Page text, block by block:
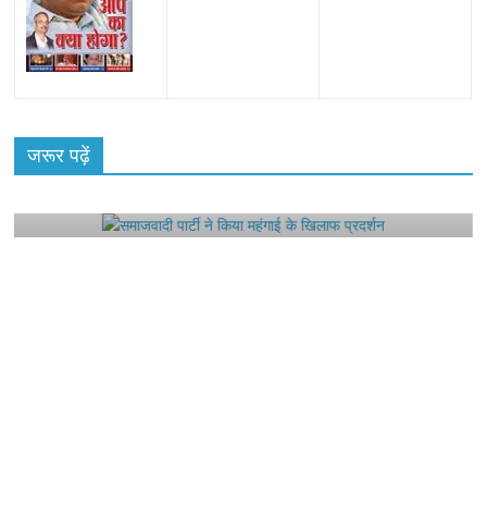
जरूर पढ़ें
राजनीतिक
समाजवादी पार्टी ने किया महंगाई के खिलाफ प्रदर्शन